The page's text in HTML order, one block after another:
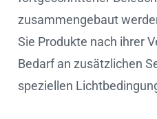
zusammengebaut
Sie Produkte nach ihrer
Bedarf an zusätzlichen
speziellen